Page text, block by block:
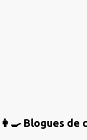
👩‍🍳 Blogues de